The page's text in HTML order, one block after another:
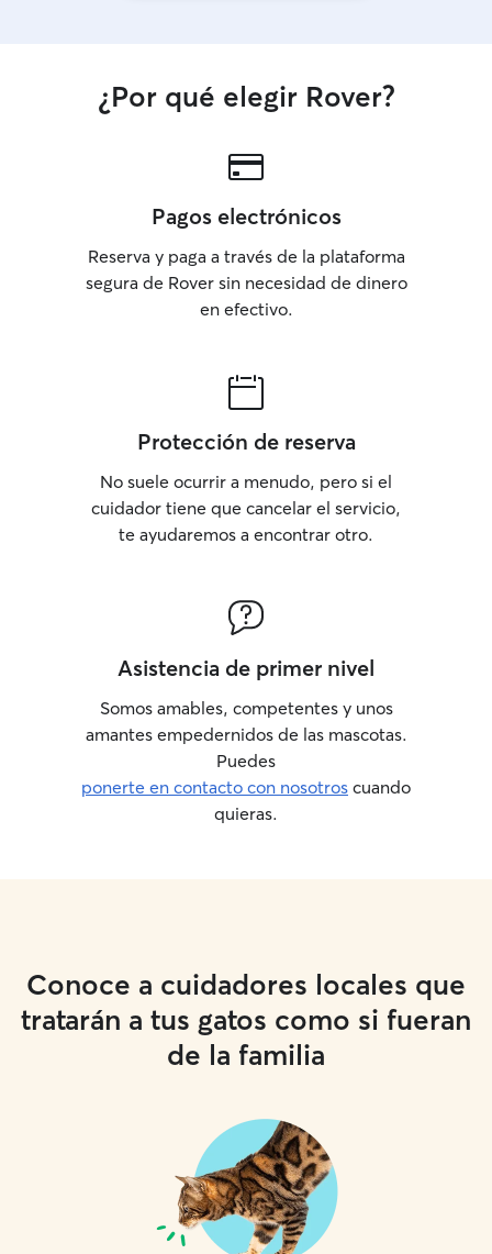
¿Por qué elegir Rover?
Pagos electrónicos
Reserva y paga a través de la plataforma
segura de Rover sin necesidad de dinero
en efectivo.
Protección de reserva
No suele ocurrir a menudo, pero si el
cuidador tiene que cancelar el servicio,
te ayudaremos a encontrar otro.
Asistencia de primer nivel
Somos amables, competentes y unos
amantes empedernidos de las mascotas.
Puedes
ponerte en contacto con nosotros cuando
quieras.
Conoce a cuidadores locales que
tratarán a tus gatos como si fueran
de la familia